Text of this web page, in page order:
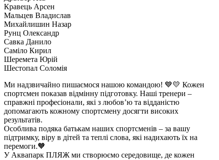
Кравець Арсен
Мальцев Владислав
Михайлишин Назар
Рунц Олександр
Савка Данило
Саміло Кирил
Шеремета Юрій
Шестопал Соломія
Ми надзвичайно пишаємося нашою командою! 💙💛 Кожен
спортсмен показав відмінну підготовку. Наші тренери –
справжні професіонали, які з любов’ю та відданістю
допомагають кожному спортсмену досягти високих
результатів.
Особлива подяка батькам наших спортсменів – за вашу
підтримку, віру в дітей та теплі слова, які надихають їх на
перемоги.🧡
У Аквапарк ПЛЯЖ ми створюємо середовище, де кожен